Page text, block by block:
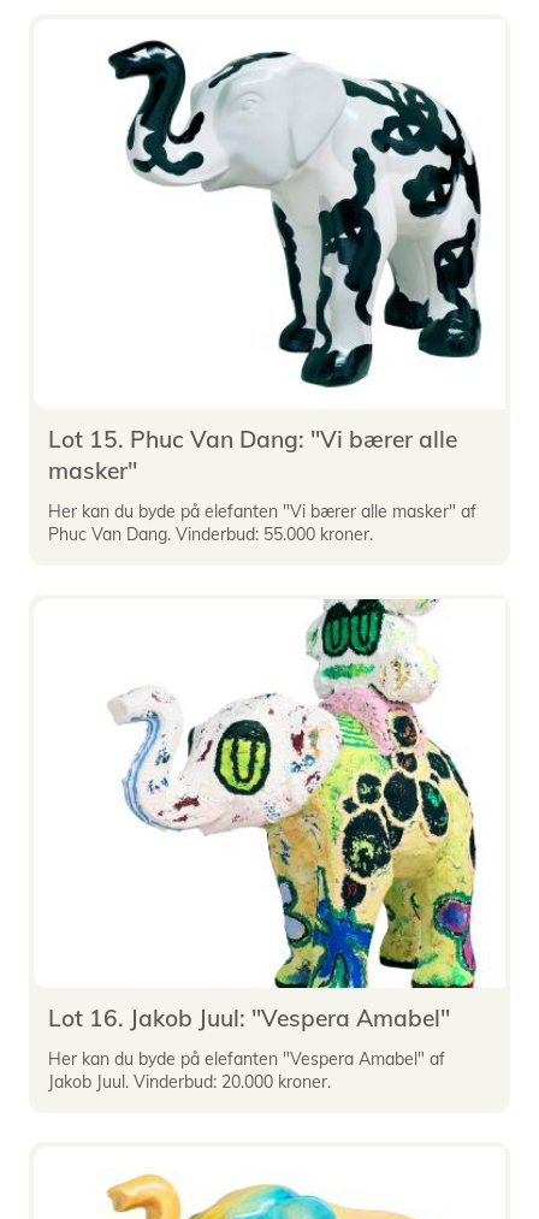
Lot 15. Phuc Van Dang: "Vi bærer alle
masker"
Her kan du byde på elefanten "Vi bærer alle masker" af
Phuc Van Dang. Vinderbud: 55.000 kroner.
Lot 16. Jakob Juul: "Vespera Amabel"
Her kan du byde på elefanten "Vespera Amabel" af
Jakob Juul. Vinderbud: 20.000 kroner.